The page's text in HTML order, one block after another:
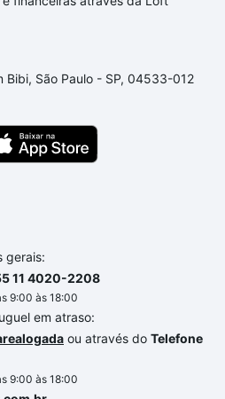
ao seu orçamento. Se
em nosso portal
e conte com a
dos seus sonhos com
com você até as
Bibi, São Paulo - SP, 04533-012
gerais:
11 4020-2208
9:00 às 18:00
em atraso:
ou através do Telefone
9:00 às 18:00